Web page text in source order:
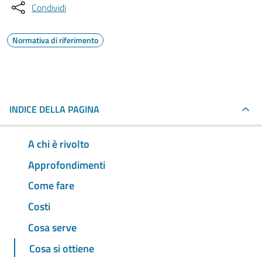
Condividi
Normativa di riferimento
INDICE DELLA PAGINA
A chi è rivolto
Approfondimenti
Come fare
Costi
Cosa serve
Cosa si ottiene